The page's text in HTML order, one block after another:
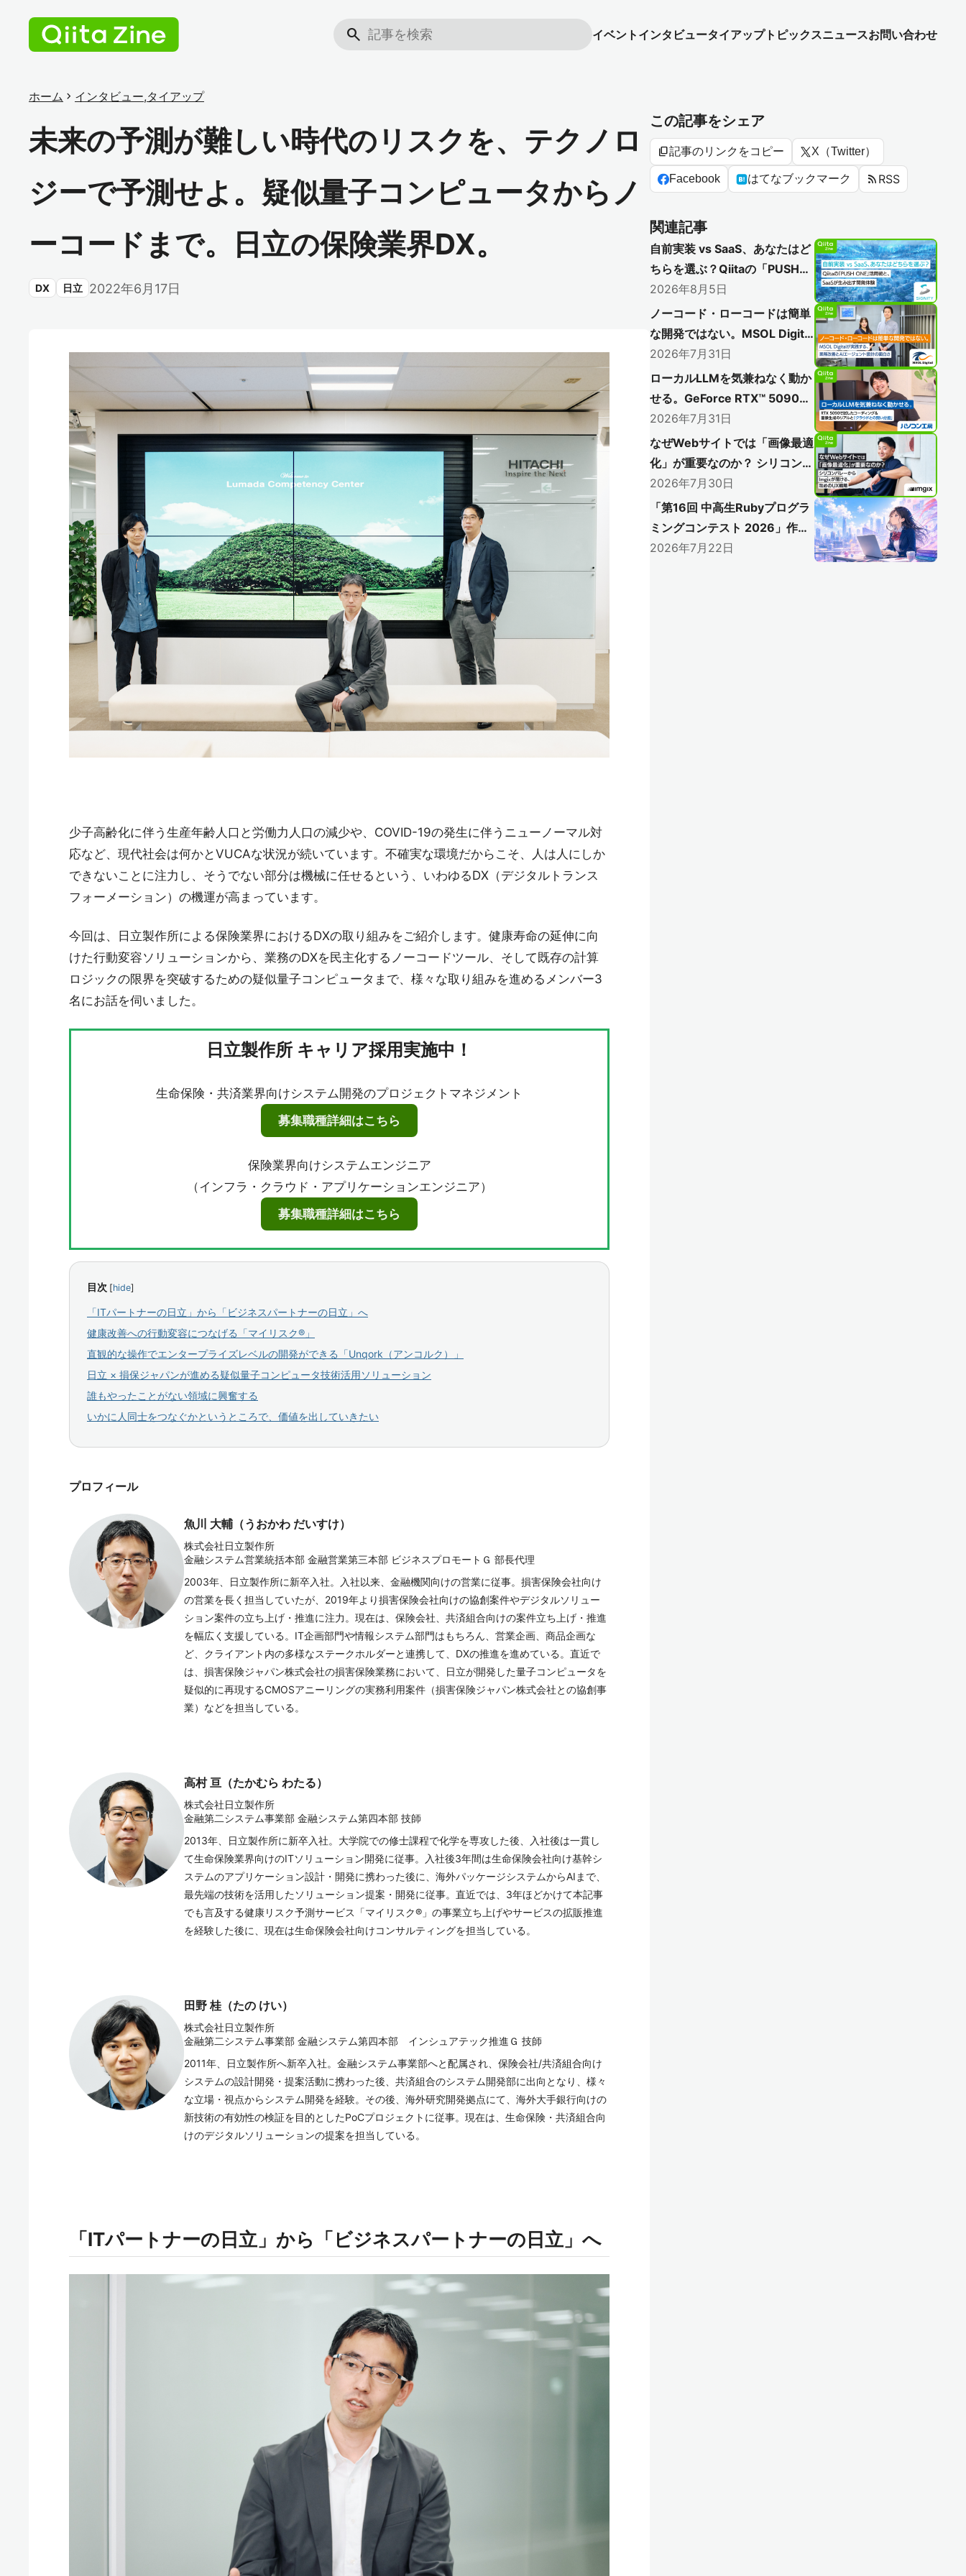
search イベント インタビュータイアップトピックスニュースお問い合わせ
ホーム chevron_right インタビュー,タイアップ
未来の予測が難しい時代のリスクを、テクノロ
ジーで予測せよ。疑似量子コンピュータからノ
ーコードまで。日立の保険業界DX。
DX 日立 2022年6月17日
少子高齢化に伴う生産年齢人口と労働力人口の減少や、COVID-19の発生に伴うニューノーマル対
応など、現代社会は何かとVUCAな状況が続いています。不確実な環境だからこそ、人は人にしか
できないことに注力し、そうでない部分は機械に任せるという、いわゆるDX（デジタルトランス
フォーメーション）の機運が高まっています。
今回は、日立製作所による保険業界におけるDXの取り組みをご紹介します。健康寿命の延伸に向
けた行動変容ソリューションから、業務のDXを民主化するノーコードツール、そして既存の計算
ロジックの限界を突破するための疑似量子コンピュータまで、様々な取り組みを進めるメンバー3
名にお話を伺いました。
日立製作所 キャリア採用実施中！
生命保険・共済業界向けシステム開発のプロジェクトマネジメント
募集職種詳細はこちら
保険業界向けシステムエンジニア
（インフラ・クラウド・アプリケーションエンジニア）
募集職種詳細はこちら
目次 [hide]
「ITパートナーの日立」から「ビジネスパートナーの日立」へ
健康改善への行動変容につなげる「マイリスク®」
直観的な操作でエンタープライズレベルの開発ができる「Unqork（アンコルク）」
日立 × 損保ジャパンが進める疑似量子コンピュータ技術活用ソリューション
誰もやったことがない領域に興奮する
いかに人同士をつなぐかというところで、価値を出していきたい
プロフィール
魚川 大輔（うおかわ だいすけ）
株式会社日立製作所
金融システム営業統括本部 金融営業第三本部 ビジネスプロモートＧ 部長代理
2003年、日立製作所に新卒入社。入社以来、金融機関向けの営業に従事。損害保険会社向け
の営業を長く担当していたが、2019年より損害保険会社向けの協創案件やデジタルソリュー
ション案件の立ち上げ・推進に注力。現在は、保険会社、共済組合向けの案件立ち上げ・推進
を幅広く支援している。IT企画部門や情報システム部門はもちろん、営業企画、商品企画な
ど、クライアント内の多様なステークホルダーと連携して、DXの推進を進めている。直近で
は、損害保険ジャパン株式会社の損害保険業務において、日立が開発した量子コンピュータを
疑似的に再現するCMOSアニーリングの実務利用案件（損害保険ジャパン株式会社との協創事
業）などを担当している。
高村 亘（たかむら わたる）
株式会社日立製作所
金融第二システム事業部 金融システム第四本部 技師
2013年、日立製作所に新卒入社。大学院での修士課程で化学を専攻した後、入社後は一貫し
て生命保険業界向けのITソリューション開発に従事。入社後3年間は生命保険会社向け基幹シ
ステムのアプリケーション設計・開発に携わった後に、海外パッケージシステムからAIまで、
最先端の技術を活用したソリューション提案・開発に従事。直近では、3年ほどかけて本記事
でも言及する健康リスク予測サービス「マイリスク®」の事業立ち上げやサービスの拡販推進
を経験した後に、現在は生命保険会社向けコンサルティングを担当している。
田野 桂（たの けい）
株式会社日立製作所
金融第二システム事業部 金融システム第四本部 インシュアテック推進Ｇ 技師
2011年、日立製作所へ新卒入社。金融システム事業部へと配属され、保険会社/共済組合向け
システムの設計開発・提案活動に携わった後、共済組合のシステム開発部に出向となり、様々
な立場・視点からシステム開発を経験。その後、海外研究開発拠点にて、海外大手銀行向けの
新技術の有効性の検証を目的としたPoCプロジェクトに従事。現在は、生命保険・共済組合向
けのデジタルソリューションの提案を担当している。
「ITパートナーの日立」から「ビジネスパートナーの日立」へ
この記事をシェア
content_copy記事のリンクをコピー X（Twitter）
Facebook はてなブックマーク rss_feed RSS
関連記事
自前実装 vs SaaS、あなたはど
ちらを選ぶ？Qiitaの「PUSH
ONE」活用術と、SaaSが生み
出す開発体験
2026年8月5日
ノーコード・ローコードは簡単
な開発ではない。MSOL Digital
が実践する、業務改善とAIエー
ジェント設計の面白さ
2026年7月31日
ローカルLLMを気兼ねなく動か
せる。GeForce RTX™ 5090で
試したコーディングと＆画像生
成のリアルと「クラウドとの賢
い分担」
2026年7月31日
なぜWebサイトでは「画像最適
化」が重要なのか？ シリコンバ
レーからImgixが届ける、攻め
のUX戦略
2026年7月30日
「第16回 中高生Rubyプログラ
ミングコンテスト 2026」作品
募集開始！
2026年7月22日